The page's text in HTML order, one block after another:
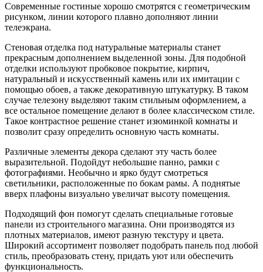
Современные гостиные хорошо смотрятся с геометрическим
рисунком, линии которого плавно дополняют линии
телеэкрана.
Стеновая отделка под натуральные материалы станет
прекрасным дополнением выделенной зоны. Для подобной
отделки используют пробковое покрытие, кирпич,
натуральный и искусственный камень или их имитации с
помощью обоев, а также декоративную штукатурку. В таком
случае телезону выделяют таким стильным оформлением, а
все остальное помещение делают в более классическом стиле.
Такое контрастное решение станет изюминкой комнаты и
позволит сразу определить основную часть комнаты.
Различные элементы декора сделают эту часть более
выразительной. Подойдут небольшие панно, рамки с
фотографиями. Необычно и ярко будут смотреться
светильники, расположенные по бокам рамы. А поднятые
вверх плафоны визуально увеличат высоту помещения.
Подходящий фон помогут сделать специальные готовые
панели из строительного магазина. Они производятся из
плотных материалов, имеют разную текстуру и цвета.
Широкий ассортимент позволяет подобрать панель под любой
стиль, преобразовать стену, придать уют или обеспечить
функциональность.